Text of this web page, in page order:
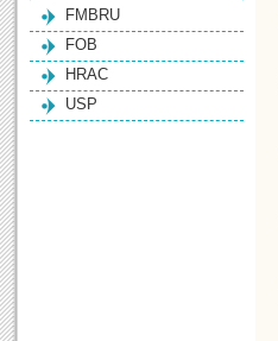
FMBRU
FOB
HRAC
USP